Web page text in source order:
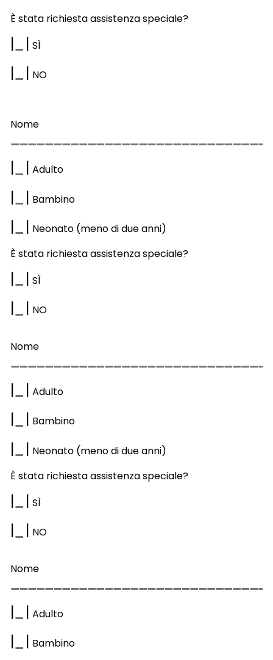
È stata richiesta assistenza speciale?
| | SÌ
| | NO
Nome
| | Adulto
| | Bambino
| | Neonato (meno di due anni)
È stata richiesta assistenza speciale?
| | SÌ
| | NO
Nome
| | Adulto
| | Bambino
| | Neonato (meno di due anni)
È stata richiesta assistenza speciale?
| | SÌ
| | NO
Nome
| | Adulto
| | Bambino